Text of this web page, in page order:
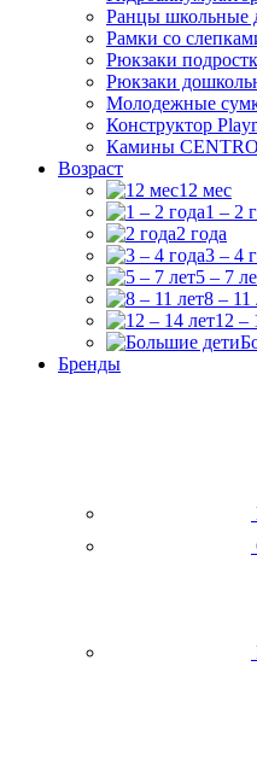
Ранцы школьные
Рамки со
Рюкзаки
Рюкзаки
Молодежные
Конструктор
Камины
Возраст
12 мес
1 – 2
2 года
3 – 4
5 – 7
8 – 11
12 –
Бренды